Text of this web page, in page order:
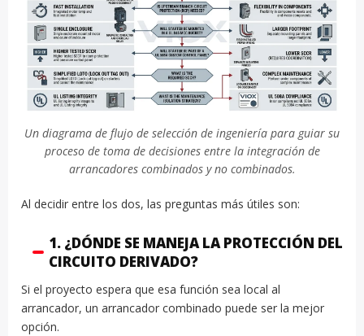
Un diagrama de flujo de selección de ingeniería para guiar su
proceso de toma de decisiones entre la integración de
arrancadores combinados y no combinados.
Al decidir entre los dos, las preguntas más útiles son:
1. ¿DÓNDE SE MANEJA LA PROTECCIÓN DEL
CIRCUITO DERIVADO?
Si el proyecto espera que esa función sea local al
arrancador, un arrancador combinado puede ser la mejor
opción.